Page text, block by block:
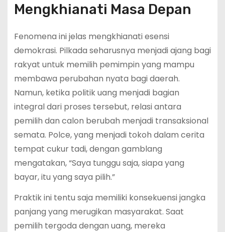
Mengkhianati Masa Depan
Fenomena ini jelas mengkhianati esensi
demokrasi. Pilkada seharusnya menjadi ajang bagi
rakyat untuk memilih pemimpin yang mampu
membawa perubahan nyata bagi daerah.
Namun, ketika politik uang menjadi bagian
integral dari proses tersebut, relasi antara
pemilih dan calon berubah menjadi transaksional
semata. Polce, yang menjadi tokoh dalam cerita
tempat cukur tadi, dengan gamblang
mengatakan, “Saya tunggu saja, siapa yang
bayar, itu yang saya pilih.”
Praktik ini tentu saja memiliki konsekuensi jangka
panjang yang merugikan masyarakat. Saat
pemilih tergoda dengan uang, mereka